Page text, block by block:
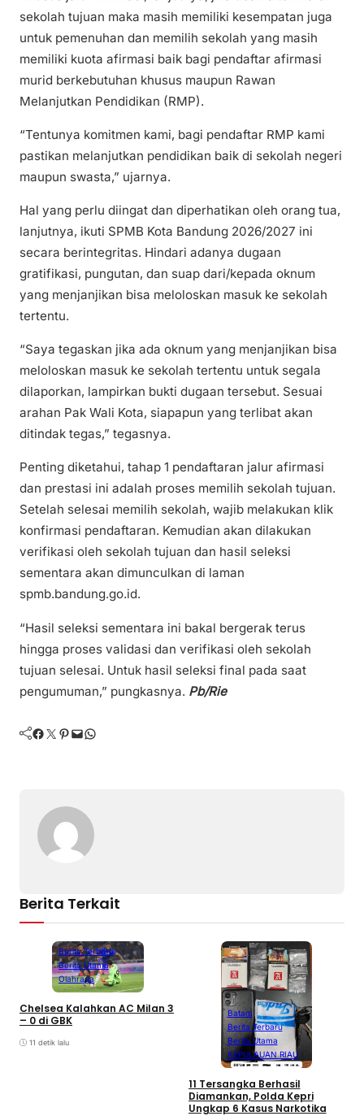
sekolah tujuan maka masih memiliki kesempatan juga
untuk pemenuhan dan memilih sekolah yang masih
memiliki kuota afirmasi baik bagi pendaftar afirmasi
murid berkebutuhan khusus maupun Rawan
Melanjutkan Pendidikan (RMP).
“Tentunya komitmen kami, bagi pendaftar RMP kami
pastikan melanjutkan pendidikan baik di sekolah negeri
maupun swasta,” ujarnya.
Hal yang perlu diingat dan diperhatikan oleh orang tua,
lanjutnya, ikuti SPMB Kota Bandung 2026/2027 ini
secara berintegritas. Hindari adanya dugaan
gratifikasi, pungutan, dan suap dari/kepada oknum
yang menjanjikan bisa meloloskan masuk ke sekolah
tertentu.
“Saya tegaskan jika ada oknum yang menjanjikan bisa
meloloskan masuk ke sekolah tertentu untuk segala
dilaporkan, lampirkan bukti dugaan tersebut. Sesuai
arahan Pak Wali Kota, siapapun yang terlibat akan
ditindak tegas,” tegasnya.
Penting diketahui, tahap 1 pendaftaran jalur afirmasi
dan prestasi ini adalah proses memilih sekolah tujuan.
Setelah selesai memilih sekolah, wajib melakukan klik
konfirmasi pendaftaran. Kemudian akan dilakukan
verifikasi oleh sekolah tujuan dan hasil seleksi
sementara akan dimunculkan di laman
spmb.bandung.go.id.
“Hasil seleksi sementara ini bakal bergerak terus
hingga proses validasi dan verifikasi oleh sekolah
tujuan selesai. Untuk hasil seleksi final pada saat
pengumuman,” pungkasnya. Pb/Rie
Facebook Twitter Pinterest Mail WhatsApp
Berita Terkait
Berita Terbaru
Berita Utama
Olahraga
Chelsea Kalahkan AC Milan 3
– 0 di GBK
11 detik lalu
Batam
Berita Terbaru
Berita Utama
KEPULAUAN RIAU
11 Tersangka Berhasil
Diamankan, Polda Kepri
Ungkap 6 Kasus Narkotika